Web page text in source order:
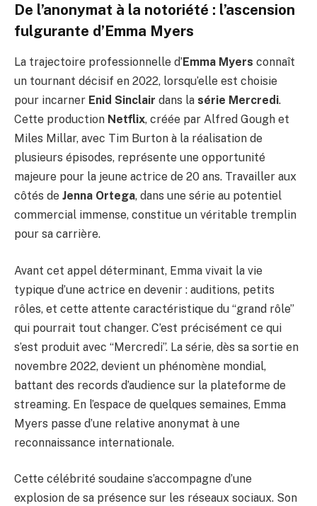
De l’anonymat à la notoriété : l’ascension
fulgurante d’Emma Myers
La trajectoire professionnelle d’Emma Myers connaît
un tournant décisif en 2022, lorsqu’elle est choisie
pour incarner Enid Sinclair dans la série Mercredi.
Cette production Netflix, créée par Alfred Gough et
Miles Millar, avec Tim Burton à la réalisation de
plusieurs épisodes, représente une opportunité
majeure pour la jeune actrice de 20 ans. Travailler aux
côtés de Jenna Ortega, dans une série au potentiel
commercial immense, constitue un véritable tremplin
pour sa carrière.
Avant cet appel déterminant, Emma vivait la vie
typique d’une actrice en devenir : auditions, petits
rôles, et cette attente caractéristique du “grand rôle”
qui pourrait tout changer. C’est précisément ce qui
s’est produit avec “Mercredi”. La série, dès sa sortie en
novembre 2022, devient un phénomène mondial,
battant des records d’audience sur la plateforme de
streaming. En l’espace de quelques semaines, Emma
Myers passe d’une relative anonymat à une
reconnaissance internationale.
Cette célébrité soudaine s’accompagne d’une
explosion de sa présence sur les réseaux sociaux. Son